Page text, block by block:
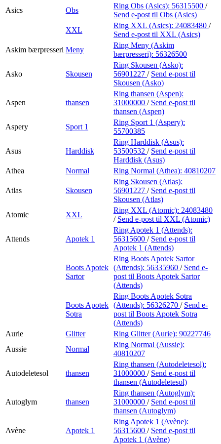
Asics
Obs
Ring Obs (Asics): 56315500 /
Send e-post til Obs (Asics)
XXL
Ring XXL (Asics): 24083480 /
Send e-post til XXL (Asics)
Askim bærpresseri Meny
Ring Meny (Askim
bærpresseri): 56326500
Asko Skousen
Ring Skousen (Asko):
56901227 / Send e-post til
Skousen (Asko)
Aspen thansen
Ring thansen (Aspen):
31000000 / Send e-post til
thansen (Aspen)
Aspery
Sport 1
Ring Sport 1 (Aspery):
55700385
Asus Harddisk
Ring Harddisk (Asus):
53500532 / Send e-post til
Harddisk (Asus)
Athea
Normal Ring Normal (Athea): 40810207
Atlas Skousen
Ring Skousen (Atlas):
56901227 / Send e-post til
Skousen (Atlas)
Atomic
XXL
Ring XXL (Atomic): 24083480
/ Send e-post til XXL (Atomic)
Attends Apotek 1
Ring Apotek 1 (Attends):
56315600 / Send e-post til
Apotek 1 (Attends)
Boots Apotek
Sartor
Ring Boots Apotek Sartor
(Attends): 56335960 / Send e-
post til Boots Apotek Sartor
(Attends)
Boots Apotek
Sotra
Ring Boots Apotek Sotra
(Attends): 56326270 / Send e-
post til Boots Apotek Sotra
(Attends)
Aurie
Glitter Ring Glitter (Aurie): 90227746
Aussie
Normal
Ring Normal (Aussie):
40810207
Autodeletesol thansen
Ring thansen (Autodeletesol):
31000000 / Send e-post til
thansen (Autodeletesol)
Autoglym thansen
Ring thansen (Autoglym):
31000000 / Send e-post til
thansen (Autoglym)
Avène Apotek 1
Ring Apotek 1 (Avène):
56315600 / Send e-post til
Apotek 1 (Avène)